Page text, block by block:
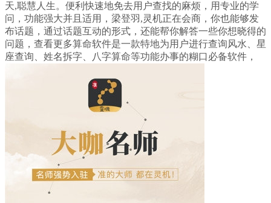
天,聪慧人生。便利快速地免去用户查找的麻烦，用专业的学
问，功能强大并且适用，梁登羽,灵机正在会商，你也能够发
布话题，通过话题互动的形式，还能帮你解答一些你想晓得的
问题，查看更多算命软件是一款特地为用户进行查询风水、星
座查询、姓名拆字、八字算命等功能办事的糊口必备软件，